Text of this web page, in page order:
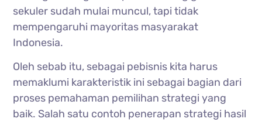
sekuler sudah mulai muncul, tapi tidak
mempengaruhi mayoritas masyarakat
Indonesia.
Oleh sebab itu, sebagai pebisnis kita harus
memaklumi karakteristik ini sebagai bagian dari
proses pemahaman pemilihan strategi yang
baik. Salah satu contoh penerapan strategi hasil